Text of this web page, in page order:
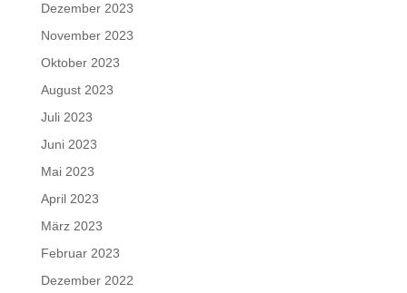
Dezember 2023
November 2023
Oktober 2023
August 2023
Juli 2023
Juni 2023
Mai 2023
April 2023
März 2023
Februar 2023
Dezember 2022